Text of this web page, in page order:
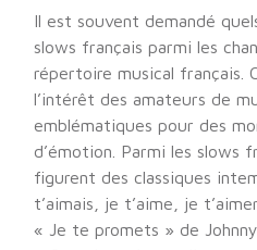
Il est souvent demandé
slows français parmi les
répertoire musical français.
l’intérêt des amateurs de
emblématiques pour des
d’émotion. Parmi les slows
figurent des classiques
t’aimais, je t’aime, je
« Je te promets » de